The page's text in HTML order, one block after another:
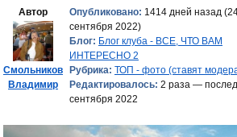
Автор
Смольников
Владимир
Опубликовано: 1414 дней назад
сентября 2022)
Блог: Блог клуба - ВСЕ, ЧТО ВАМ
ИНТЕРЕСНО 2
Рубрика: ТОП - фото (ставят
Редактировалось: 2 раза —
сентября 2022